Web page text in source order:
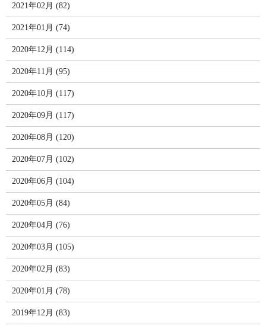
2021年02月 (82)
2021年01月 (74)
2020年12月 (114)
2020年11月 (95)
2020年10月 (117)
2020年09月 (117)
2020年08月 (120)
2020年07月 (102)
2020年06月 (104)
2020年05月 (84)
2020年04月 (76)
2020年03月 (105)
2020年02月 (83)
2020年01月 (78)
2019年12月 (83)